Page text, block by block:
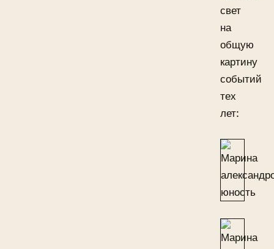
свет
на
общую
картину
событий
тех
лет: